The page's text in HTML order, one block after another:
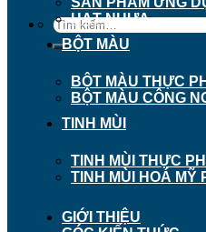
Tìm
kiếm:
HẠT NHỰA
BỘT MÀU
BỘT MÀU THỰC
BỘT MÀU CÔNG
TINH MÙI
TINH MÙI THỰC
TINH MÙI HOÁ MỸ
GIỚI THIỆU